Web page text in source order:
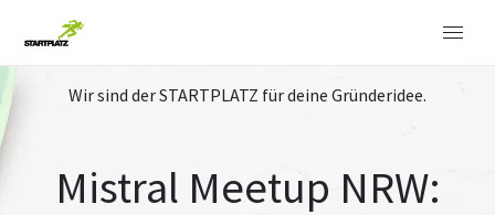
Wir sind der STARTPLATZ für deine Gründeridee.
Mistral Meetup NRW: